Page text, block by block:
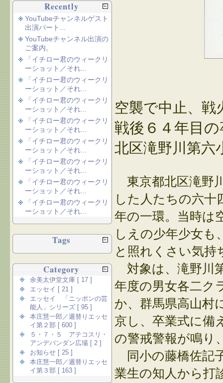
空襲で中止、戦
戦後６４年目
北区滝野川第六
東京都北区滝野
した人たちの六十
年の一環。当時は
しえの少年少女も
と照れくさい気持
対象は、滝野川
年度の男女各二ク
か、群馬県高山村
京し、卒業式に備
の警戒警報が鳴り
同小の藤橋佐記
業生の知人から打
Recently
YouTubeチャンネルゲスト
出演パート...
YouTubeチャンネル出演の
ご案内。
「イチロー君のウィークリ
ーショット／それ...
「イチロー君のウィークリ
ーショット／それ...
「イチロー君のウィークリ
ーショット／それ...
「イチロー君のウィークリ
ーショット／それ...
「イチロー君のウィークリ
ーショット／それ...
「イチロー君のウィークリ
ーショット／それ...
「イチロー君のウィークリ
ーショット／それ...
「イチロー君のウィークリ
ーショット／それ...
Tags
Category
余美太伊堂文庫 [ 17 ]
エッセイ [ 21 ]
エッセイ 「ニッポンの芸
能人」シリーズ [ 95 ]
本庄慧一郎／週替りエッセ
イ第２部 [ 600 ]
５・７・５ アテコスリ・
アンデパンダン広場 [ 2 ]
お知らせ [ 25 ]
本庄慧一郎／週替りエッセ
イ第３部 [ 163 ]